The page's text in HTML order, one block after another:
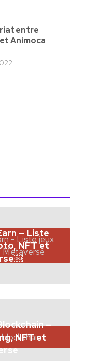
entre
Animoca
– Liste
NFT et
–
NFT et